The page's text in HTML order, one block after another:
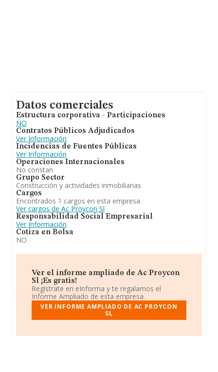
Datos comerciales
Estructura corporativa - Participaciones
NO
Contratos Públicos Adjudicados
Ver Información
Incidencias de Fuentes Públicas
Ver Información
Operaciones Internacionales
No constan
Grupo Sector
Construcción y actividades inmobiliarias
Cargos
Encontrados 1 cargos en esta empresa
Ver cargos de Ac Proycon Sl
Responsabilidad Social Empresarial
Ver Información
Cotiza en Bolsa
NO
Ver el informe ampliado de Ac Proycon
Sl ¡Es gratis!
Regístrate en eInforma y te regalamos el
Informe Ampliado de esta empresa.
VER INFORME AMPLIADO DE AC PROYCON
SL